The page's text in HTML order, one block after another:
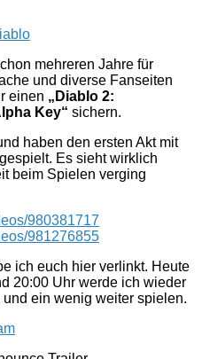
mehreren Jahre für
und diverse Fanseiten
einen „Diablo 2:
Key“ sichern.
haben den ersten Akt mit
Es sieht wirklich
beim Spielen verging
980381717
981276855
ich euch hier verlinkt. Heute
20:00 Uhr werde ich wieder
ein wenig weiter spielen.